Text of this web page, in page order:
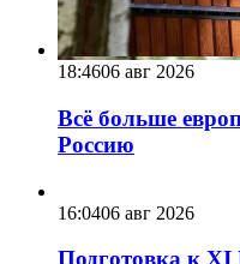
18:4606 авг 2026
Всё больше
Россию
16:0406 авг 2026
Подготовка к XI